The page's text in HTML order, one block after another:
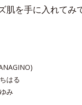
肌を手に入れてみ
はる
み